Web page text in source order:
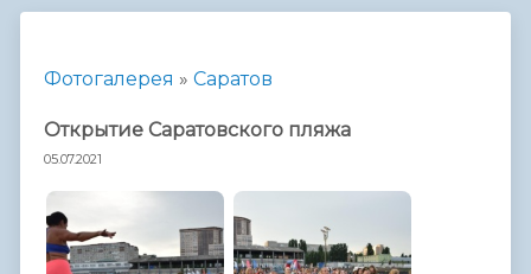
Фотогалерея » Саратов
Открытие Саратовского пляжа
05.07.2021